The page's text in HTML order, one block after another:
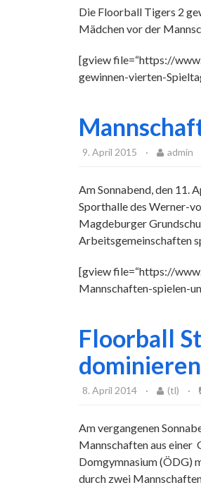
Die Floorball Tigers 2
Mädchen vor der
[gview file=“https://
gewinnen-vierten-
9. April 2015 · admin
Am Sonnabend, den 11.
Sporthalle des Werner-
Magdeburger
Arbeitsgemeinschaften
[gview file=“https://
Mannschaften-spielen-
Floorball
dominieren
8. April 2014 · (tl) ·
Am vergangenen
Mannschaften aus einer
Domgymnasium (ÖDG)
durch zwei